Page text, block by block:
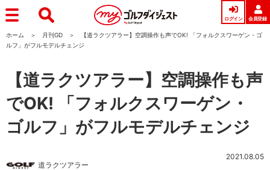
ログイン 会員登録
ホーム 月刊GD
【道ラクツアラー】空調操作も声でOK! 「フォルクスワーゲン・ゴ
ルフ」がフルモデルチェンジ
【道ラクツアラー】空調操作も声
でOK! 「フォルクスワーゲン・
ゴルフ」がフルモデルチェンジ
道ラクツアラー
2021.08.05